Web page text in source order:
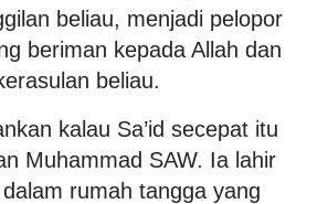
beliau, menjadi pelopor
beriman kepada Allah dan
beliau.
kalau Sa’id secepat itu
Muhammad SAW. Ia lahir
rumah tangga yang